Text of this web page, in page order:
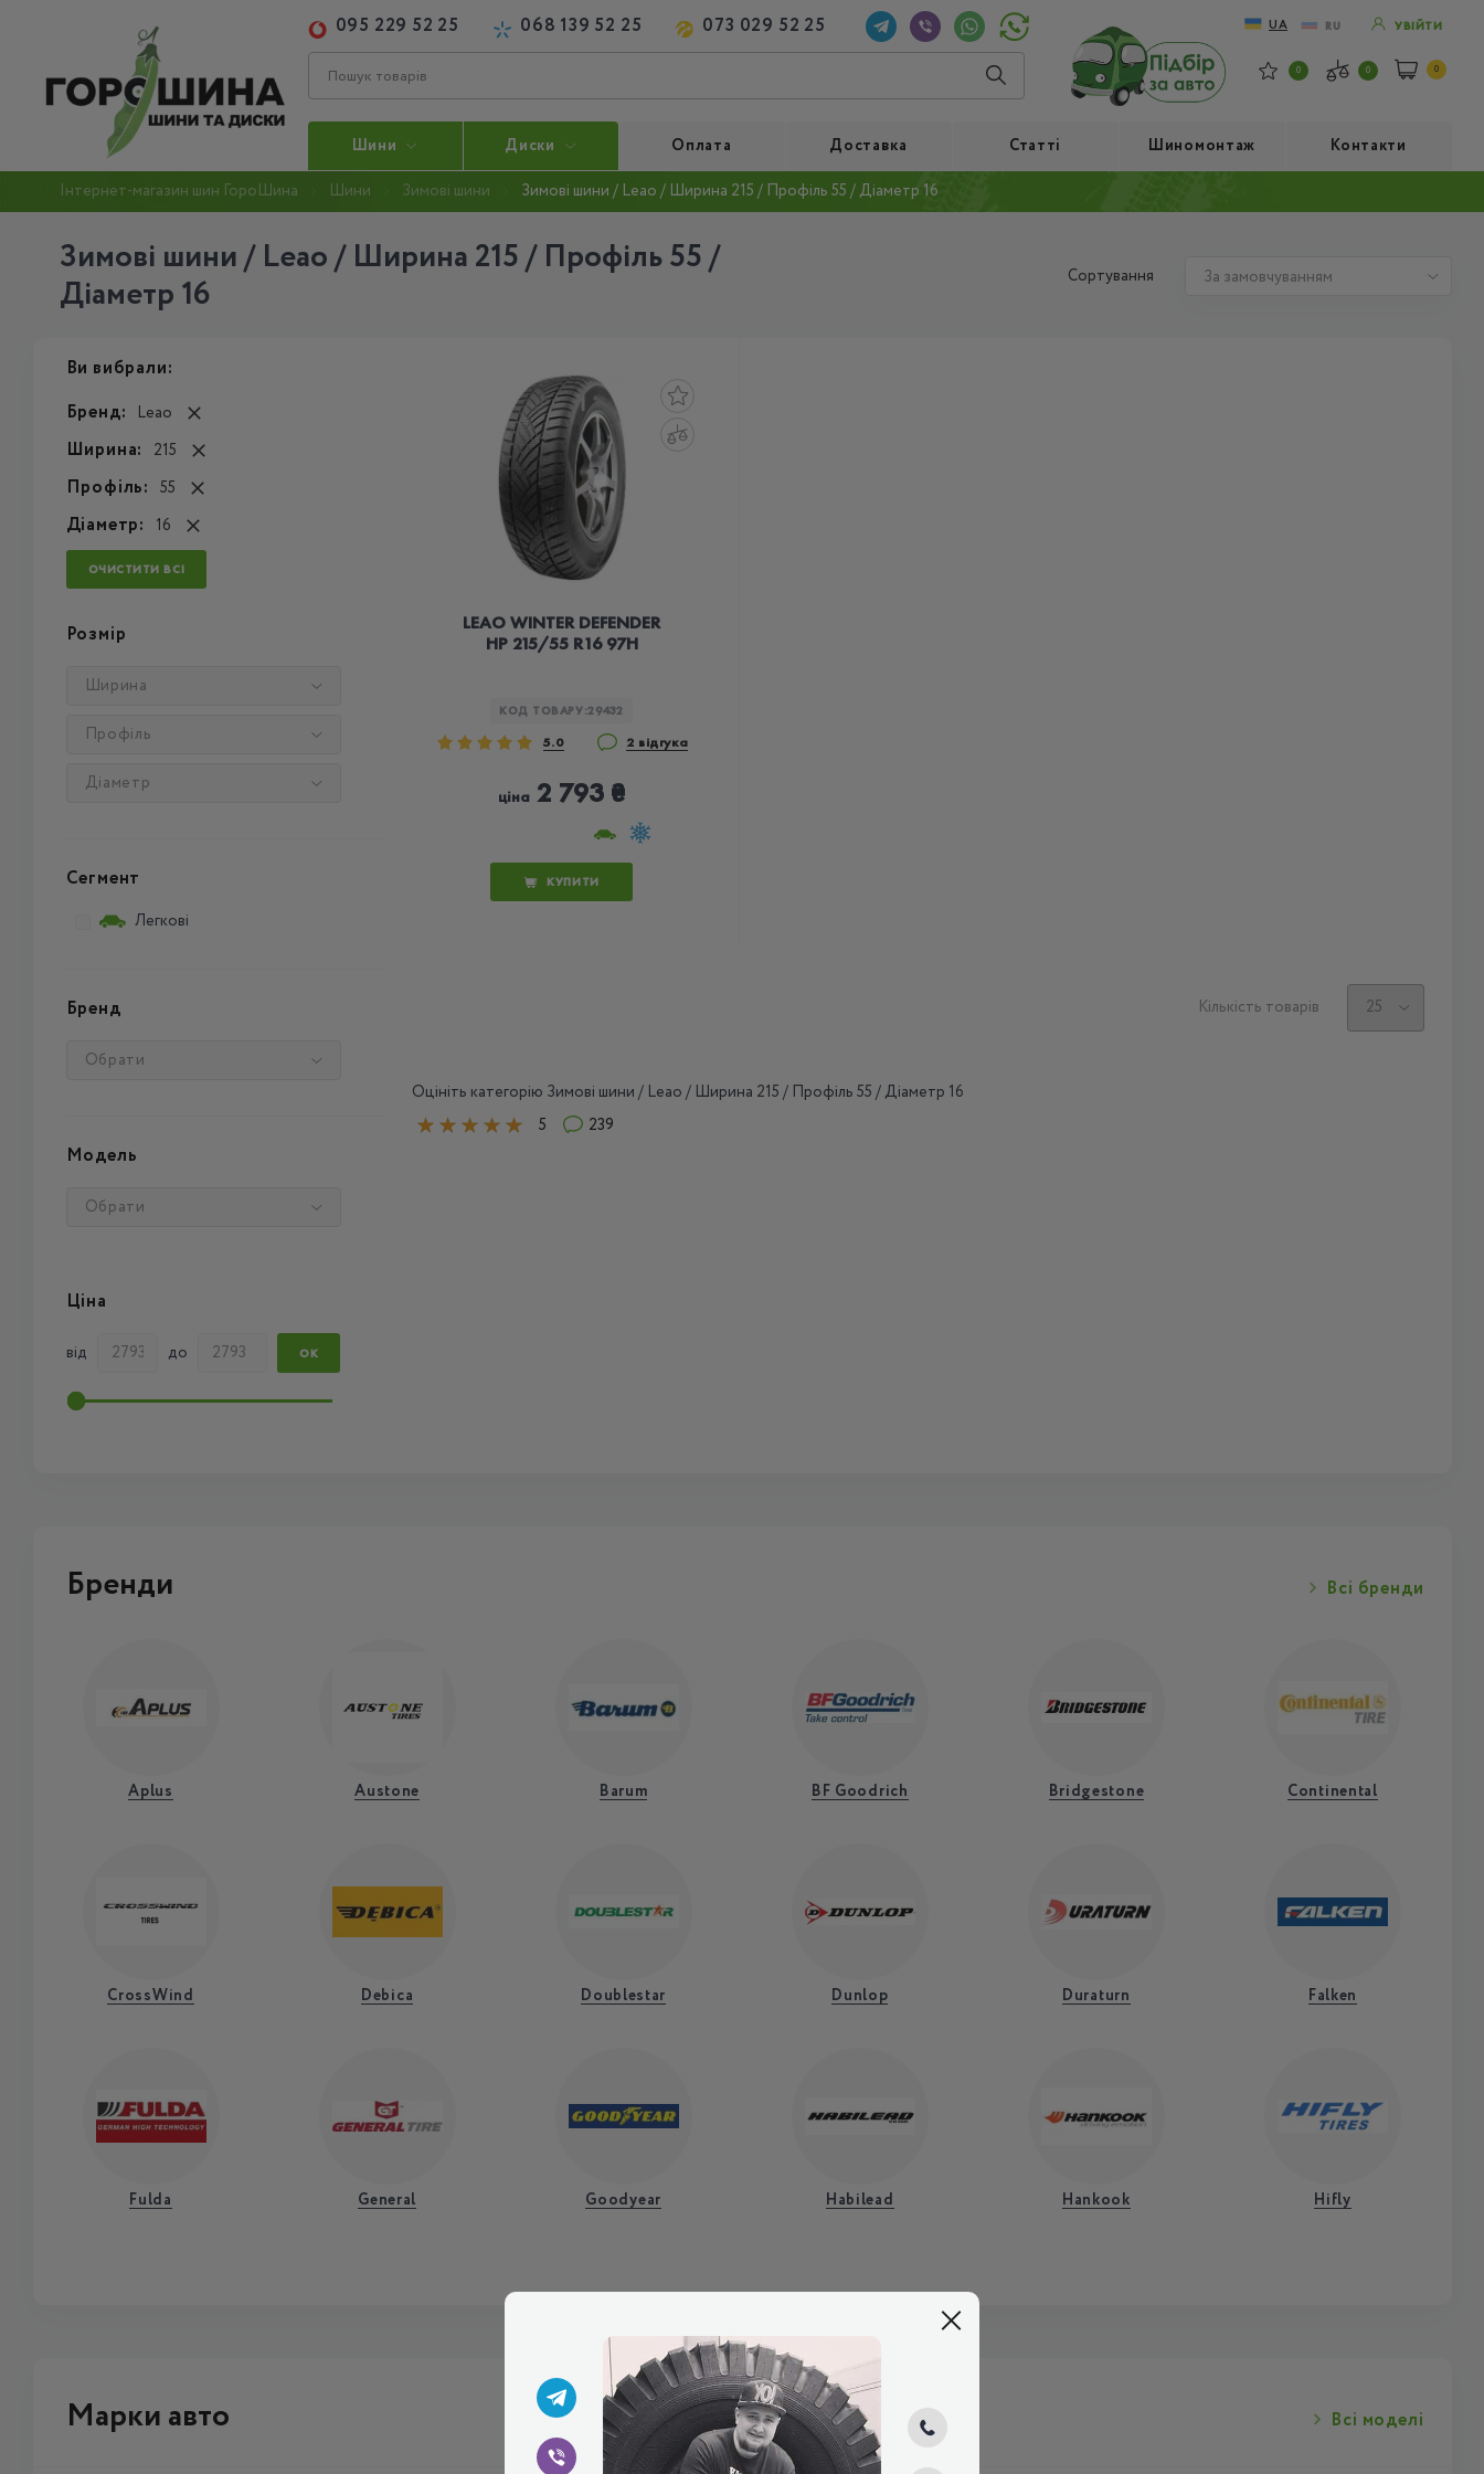
095 229 52 25 068 139 52 25 073 029 52 25 UA RU УВІЙТИ
0 0 0
Шини Диски Оплата Доставка Статті Шиномонтаж Контакти
Інтернет-магазин шин ГороШина Шини Зимові шини Зимові шини / Leao / Ширина 215 / Профіль 55 / Діаметр 16
Зимові шини / Leao / Ширина 215 / Профіль 55 /
Діаметр 16
Сортування
Ви вибрали:
Бренд:
Leao
Ширина: 215
Профіль: 55
Діаметр: 16
ОЧИСТИТИ ВСІ
Розмір
Ширина
Профіль
Діаметр
Сегмент
Легкові
Бренд
Обрати
Модель
Обрати
Ціна
від до ОК
LEAO WINTER DEFENDER
HP 215/55 R16 97H
КОД ТОВАРУ:29432
5.0 2 відгука
ціна 2 793 ₴
КУПИТИ
Кількість товарів
Оцініть категорію Зимові шини / Leao / Ширина 215 / Профіль 55 / Діаметр 16
5
239
Бренди Всі бренди
Aplus Austone Barum BF Goodrich Bridgestone Continental
CrossWind Debica Doublestar Dunlop Duraturn Falken
Fulda General Goodyear Habilead Hankook Hifly
Марки авто Всі моделі